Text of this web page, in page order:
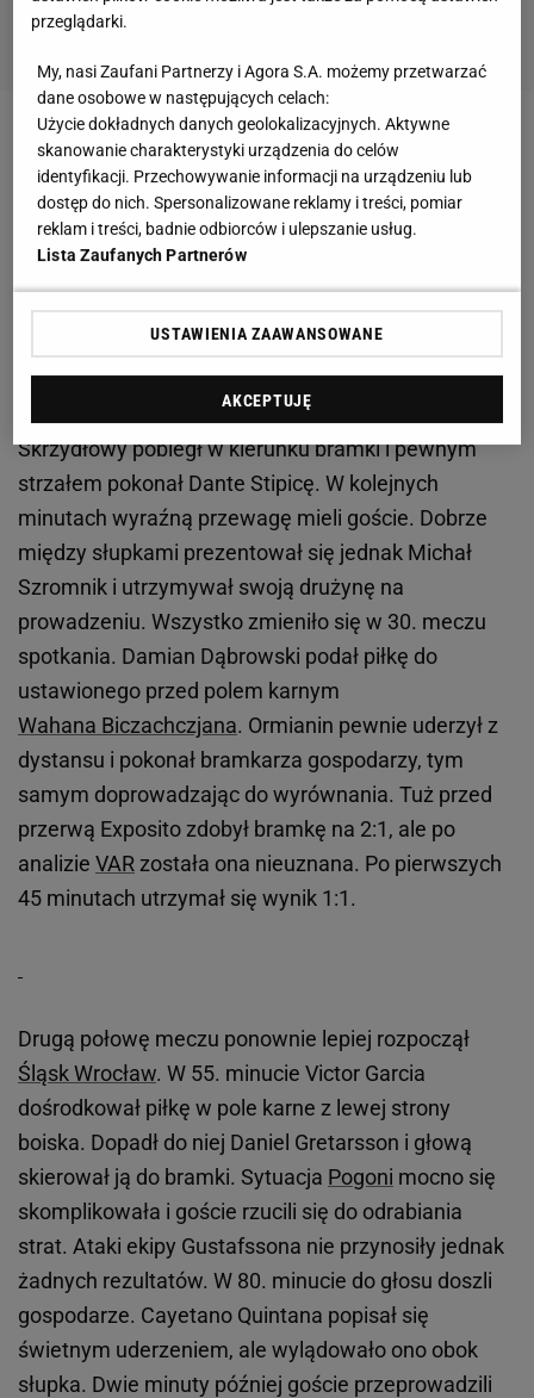
Zobacz wideoKosowski aż podrapał się po brodzie.
Jednoznacznie o karierze Boruca
Śląsk wygrywa z Pogonią. Piękny gol Biczachczjana
Spotkanie w lepszy sposób rozpoczęli zawodnicy z
Wrocławia. Już w czwartej minucie meczu Erik
Exposito ruszył z kontratakiem i podał piłkę do
dobrze ustawionego Dennisa Jastrzembskiego.
Skrzydłowy pobiegł w kierunku bramki i pewnym
strzałem pokonał Dante Stipicę. W kolejnych
minutach wyraźną przewagę mieli goście. Dobrze
między słupkami prezentował się jednak Michał
Szromnik i utrzymywał swoją drużynę na
prowadzeniu. Wszystko zmieniło się w 30. meczu
spotkania. Damian Dąbrowski podał piłkę do
ustawionego przed polem karnym
Wahana Biczachczjana. Ormianin pewnie uderzył z
dystansu i pokonał bramkarza gospodarzy, tym
samym doprowadzając do wyrównania. Tuż przed
przerwą Exposito zdobył bramkę na 2:1, ale po
analizie VARzostała ona nieuznana. Po pierwszych
45 minutach utrzymał się wynik 1:1.
Drugą połowę meczu ponownie lepiej rozpoczął
Śląsk Wrocław. W 55. minucie Victor Garcia
dośrodkował piłkę w pole karne z lewej strony
boiska. Dopadł do niej Daniel Gretarsson i głową
skierował ją do bramki. Sytuacja Pogoni mocno się
skomplikowała i goście rzucili się do odrabiania
strat. Ataki ekipy Gustafssona nie przynosiły jednak
żadnych rezultatów. W 80. minucie do głosu doszli
gospodarze. Cayetano Quintana popisał się
świetnym uderzeniem, ale wylądowało ono obok
słupka. Dwie minuty później goście przeprowadzili
przeglądarki.
My, nasi Zaufani Partnerzy i Agora S.A. możemy przetwarzać
dane osobowe w następujących celach:
Użycie dokładnych danych geolokalizacyjnych. Aktywne
skanowanie charakterystyki urządzenia do celów
identyfikacji. Przechowywanie informacji na urządzeniu lub
dostęp do nich. Spersonalizowane reklamy i treści, pomiar
reklam i treści, badnie odbiorców i ulepszanie usług.
Lista Zaufanych Partnerów
USTAWIENIA ZAAWANSOWANE
AKCEPTUJĘ